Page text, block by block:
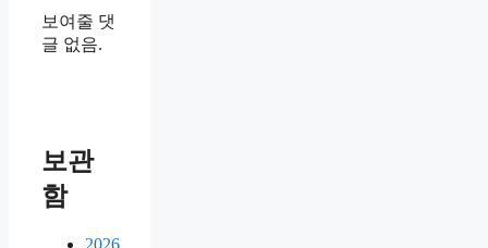
보여줄 댓
글 없음.
보관
함
2026